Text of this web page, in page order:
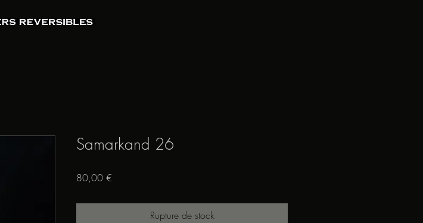
Samarkand 26
80,00 €
Rupture de stock